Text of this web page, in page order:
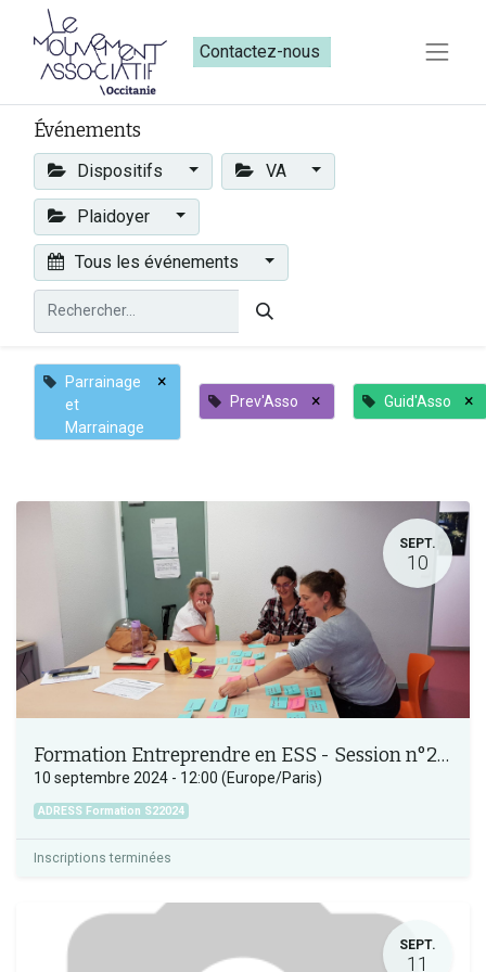
Contactez-nous​​
Événements
Dispositifs VA
Plaidoyer
Tous les événements
Parrainage
et
Marrainage
×
Prev'Asso × Guid'Asso ×
SEPT.
10
Formation Entreprendre en ESS - Session n°2 2024
10 septembre 2024 - 12:00 (Europe/Paris)
ADRESS Formation S22024
Inscriptions terminées
SEPT.
11